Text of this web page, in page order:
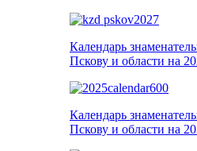
Календарь
Пскову и области на
Календарь
Пскову и области на